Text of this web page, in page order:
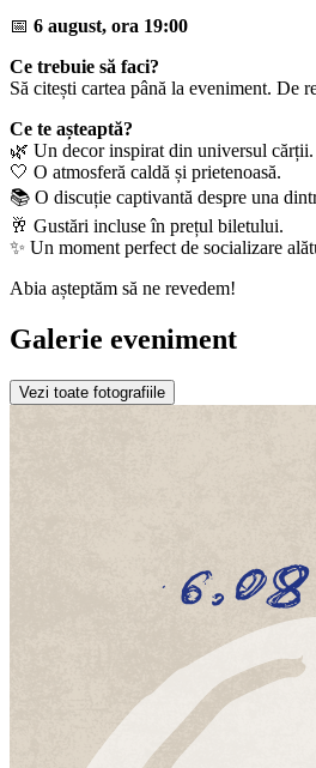
📅 6 august, ora 19:00
Ce trebuie să faci?
Să citești cartea până la eveniment. De
Ce te așteaptă?
🌿 Un decor inspirat din universul cărții.
🤍 O atmosferă caldă și prietenoasă.
📚 O discuție captivantă despre una
🥂 Gustări incluse în prețul biletului.
✨ Un moment perfect de socializare
Abia așteptăm să ne revedem!
Galerie eveniment
Vezi toate fotografiile